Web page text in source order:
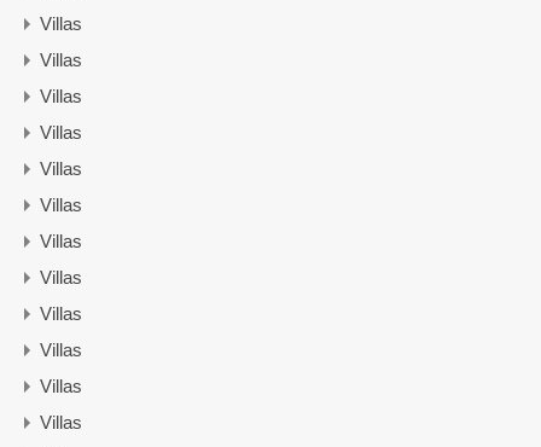
Villas
Villas
Villas
Villas
Villas
Villas
Villas
Villas
Villas
Villas
Villas
Villas